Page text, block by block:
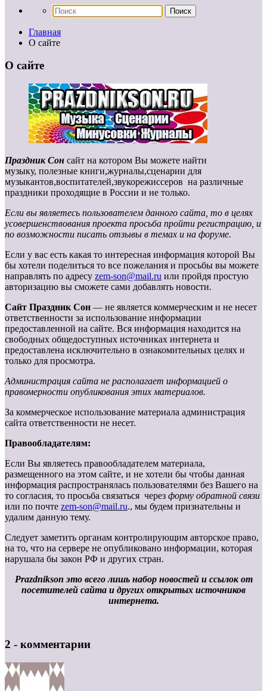
Главная
О сайте
О сайте
Праздник Сон сайт на котором Вы можете найти
музыку, полезные книги,журналы,сценарии для
музыкантов,воспитателей,звукорежиссеров на различные
праздники проходящие в России и не только.
Если вы являетесь пользователем данного сайта, то в целях
усовершенствования проекта просьба пройти регистрацию, и
по возможности писать отзывы в темах и на форуме.
Если у вас есть какая то интересная информация которой Вы
бы хотели поделиться то все пожелания и просьбы вы можете
направлять по адресу zem-son@mail.ru или пройдя простую
авторизацию вы сможете сами добавлять новости.
Сайт Праздник Сон — не является коммерческим и не несет
ответственности за использование информации
предоставленной на сайте. Вся информация находится на
свободных общедоступных источниках интернета и
предоставлена исключительно в ознакомительных целях и
только для просмотра.
Администрация сайта не располагает информацией о
правомерности опубликования этих материалов.
За коммерческое использование материала администрация
сайта ответственности не несет.
Правообладателям:
Если Вы являетесь правообладателем материала,
размещенного на этом сайте, и не хотели бы чтобы данная
информация распространялась пользователями без Вашего на
то согласия, то просьба связаться через форму обратной связи
или по почте zem-son@mail.ru., мы будем признательны и
удалим данную тему.
Следует заметить органам контролирующим авторское право,
на то, что на сервере не опубликовано информации, которая
нарушала бы закон РФ и других стран.
Prazdnikson это всего лишь набор новостей и ссылок от
посетителей сайта и других открытых источников
интернета.
2 - комментарии